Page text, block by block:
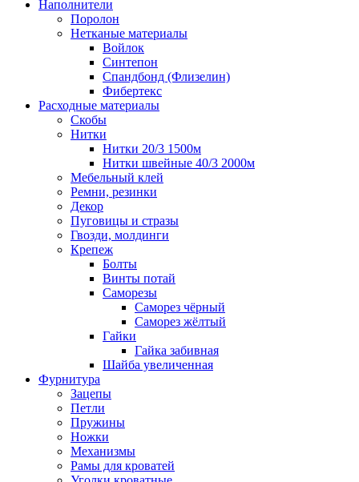
Наполнители
Поролон
Нетканые материалы
Войлок
Синтепон
Спандбонд (Флизелин)
Фибертекс
Расходные материалы
Скобы
Нитки
Нитки 20/3 1500м
Нитки швейные 40/3 2000м
Мебельный клей
Ремни, резинки
Декор
Пуговицы и стразы
Гвозди, молдинги
Крепеж
Болты
Винты потай
Саморезы
Саморез чёрный
Саморез жёлтый
Гайки
Гайка забивная
Шайба увеличенная
Фурнитура
Зацепы
Петли
Пружины
Ножки
Механизмы
Рамы для кроватей